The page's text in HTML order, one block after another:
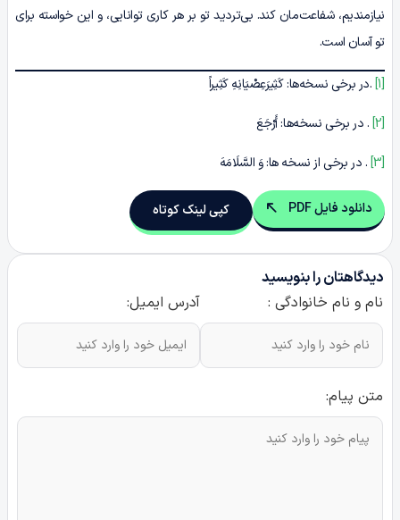
نیازمندیم، شفاعت‌مان کند. بی‌تردید تو بر هر کاری توانایی، و این خواسته برای
تو آسان است.
[1] .در برخی نسخه‌ها: کَثِیرَعِصْیَانِهِ کَثِیراً
[2] . در برخی نسخه‌ها: أَرْجَعَ
[3] . در برخی از نسخه ها: وَ السَّلَامَهَ
دانلود فایل PDF کپی لینک کوتاه
دیدگاهتان را بنویسید
نام و نام خانوادگی :
آدرس ایمیل:
متن پیام: